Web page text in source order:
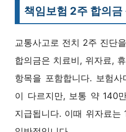
책임보험 2주 합의금
교통사고로 전치 2주 진단
합의금은 치료비, 위자료,
항목을 포함합니다. 보험
이 다르지만, 보통 약 140
지급됩니다. 이때 위자료는